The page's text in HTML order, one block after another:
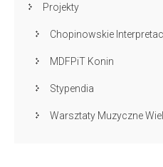
Projekty
Chopinowskie
MDFPiT Konin
Stypendia
Warsztaty Muzyczne